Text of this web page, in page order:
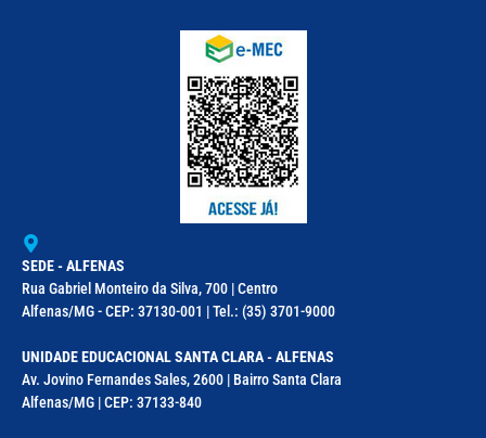
SEDE - ALFENAS
Rua Gabriel Monteiro da Silva, 700 | Centro
Alfenas/MG - CEP: 37130-001 | Tel.: (35) 3701-9000
UNIDADE EDUCACIONAL SANTA CLARA - ALFENAS
Av. Jovino Fernandes Sales, 2600 | Bairro Santa Clara
Alfenas/MG | CEP: 37133-840